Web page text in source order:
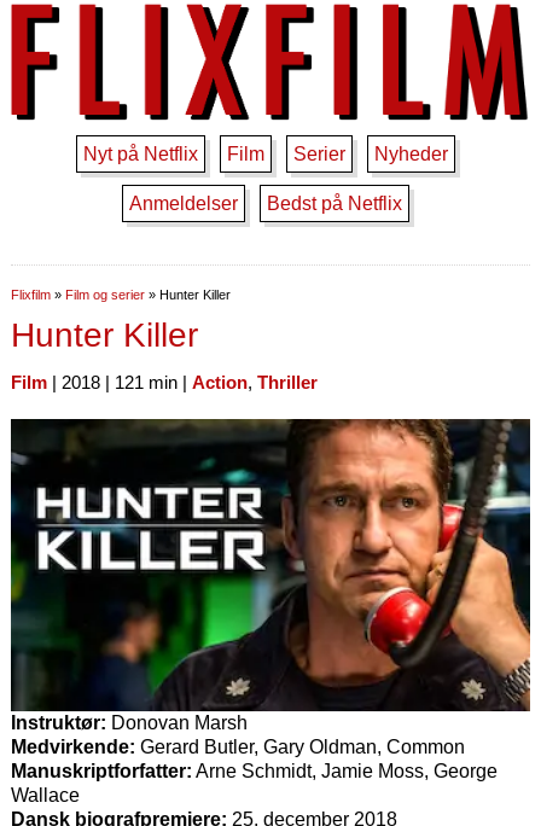
Nyt på Netflix Film Serier Nyheder
Anmeldelser Bedst på Netflix
Flixfilm » Film og serier »Hunter Killer
Hunter Killer
Film| 2018 | 121 min | Action, Thriller
Instruktør: Donovan Marsh
Medvirkende: Gerard Butler, Gary Oldman, Common
Manuskriptforfatter: Arne Schmidt, Jamie Moss, George
Wallace
Dansk biografpremiere: 25. december 2018